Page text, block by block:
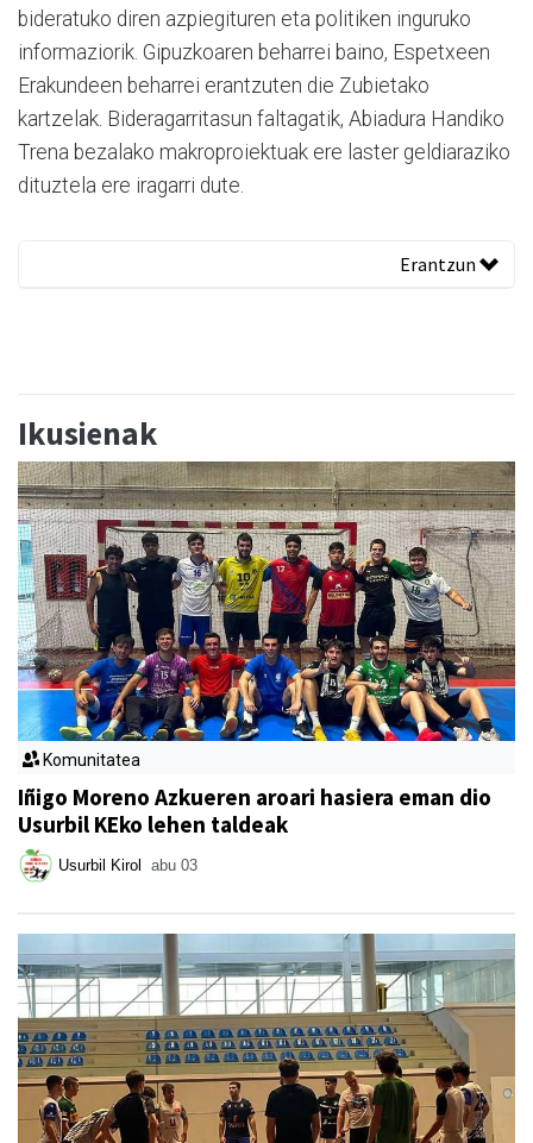
bideratuko diren azpiegituren eta politiken inguruko
informaziorik. Gipuzkoaren beharrei baino, Espetxeen
Erakundeen beharrei erantzuten die Zubietako
kartzelak. Bideragarritasun faltagatik, Abiadura Handiko
Trena bezalako makroproiektuak ere laster geldiaraziko
dituztela ere iragarri dute.
Erantzun
Ikusienak
Komunitatea
Iñigo Moreno Azkueren aroari hasiera eman dio
Usurbil KEko lehen taldeak
Usurbil Kirol abu 03